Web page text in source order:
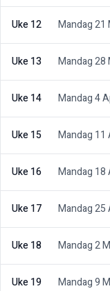
Uke 12 Mandag 21
Uke 13 Mandag 28
Uke 14 Mandag 4
Uke 15 Mandag 11
Uke 16 Mandag 18
Uke 17 Mandag 25
Uke 18 Mandag 2
Uke 19 Mandag 9